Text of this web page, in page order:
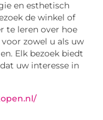
en esthetisch
de winkel of
te leren over hoe
zowel u als uw
Elk bezoek biedt
uw interesse in